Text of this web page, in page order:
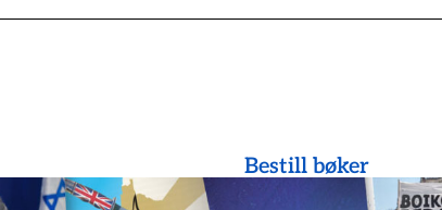
Bestill bøker